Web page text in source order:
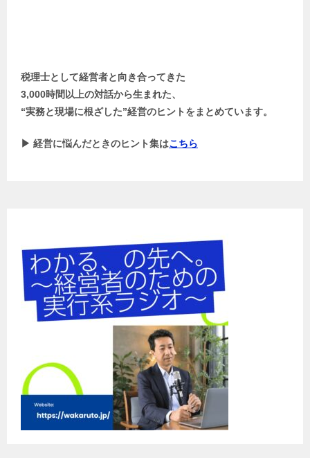
税理士として経営者と向き合ってきた
3,000時間以上の対話から生まれた、
“実務と現場に根ざした”経営のヒントをまとめています。
▶ 経営に悩んだときのヒント集はこちら